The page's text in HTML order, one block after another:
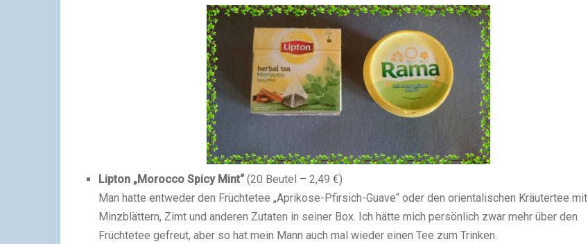
Lipton „Morocco Spicy Mint“(20 Beutel – 2,49 €)
Man hatte entweder den Früchtetee „Aprikose-Pfirsich-Guave“ oder den orientalischen Kräutertee mit
Minzblättern, Zimt und anderen Zutaten in seiner Box. Ich hätte mich persönlich zwar mehr über den
Früchtetee gefreut, aber so hat mein Mann auch mal wieder einen Tee zum Trinken.